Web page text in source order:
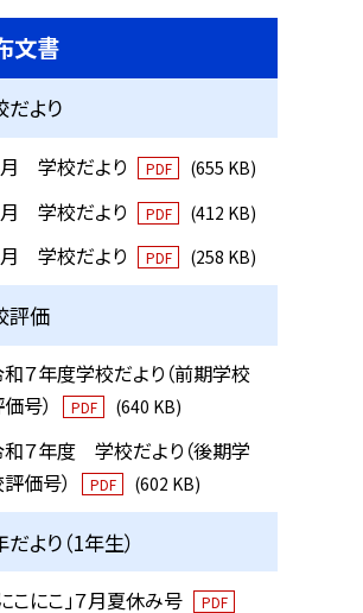
文書
だより
月 学校だより PDF (655 KB)
月 学校だより PDF (412 KB)
月 学校だより PDF (258 KB)
評価
７年度学校だより（前期学校
号）
PDF (640 KB)
７年度 学校だより（後期学
価号）
PDF (602 KB)
より（1年生）
こにこ」７月夏休み号 PDF